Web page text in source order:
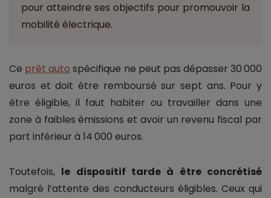
pour atteindre ses objectifs pour promouvoir la
mobilité électrique.
Ce prêt auto spécifique ne peut pas dépasser 30 000
euros et doit être remboursé sur sept ans. Pour y
être éligible, il faut habiter ou travailler dans une
zone à faibles émissions et avoir un revenu fiscal par
part inférieur à 14 000 euros.
Toutefois, le dispositif tarde à être concrétisé
malgré l’attente des conducteurs éligibles. Ceux qui